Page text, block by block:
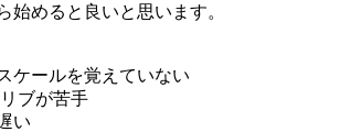
始めると良いと思います。
ケールを覚えていない
ブが苦手
い